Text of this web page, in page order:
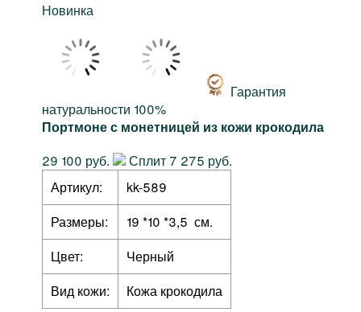
Новинка
Гарантия
натуральности 100%
Портмоне с монетницей из кожи крокодила
29 100 руб.
Сплит 7 275 руб.
Артикул:
kk-589
Размеры:
19 *10 *3,5 см.
Цвет:
Черный
Вид кожи:
Кожа крокодила